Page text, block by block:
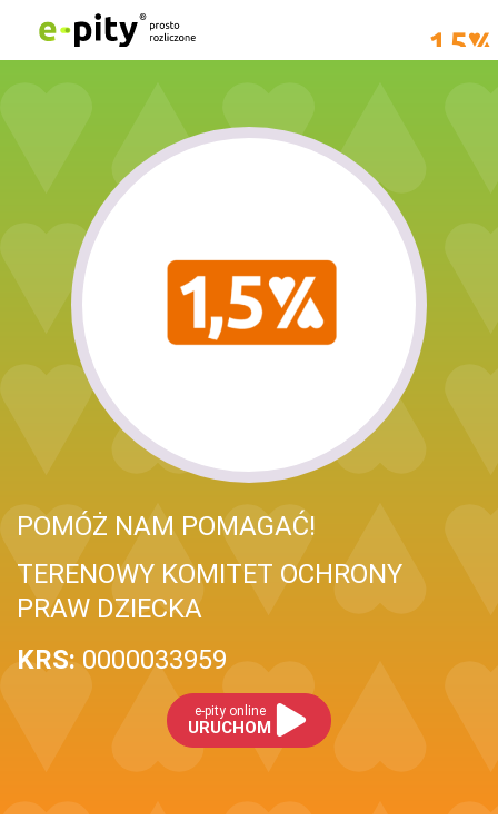
POMÓŻ NAM POMAGAĆ!
TERENOWY KOMITET OCHRONY
PRAW DZIECKA
KRS: 0000033959
e-pity online
URUCHOM